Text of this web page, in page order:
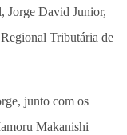
Jorge David Junior,
Tributária de
junto com os
Makanishi